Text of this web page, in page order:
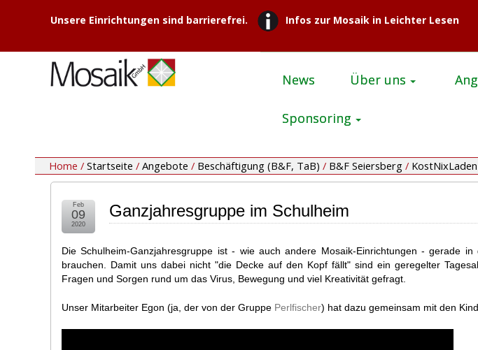
Unsere Einrichtungen sind barrierefrei. Infos zur Mosaik in Leichter Lesen
News Über uns
Sponsoring
Home / Startseite / Angebote / Beschäftigung (B&F, TaB) / B&F Seiersberg / KostNixLaden
Ganzjahresgruppe im Schulheim
Feb
09
2020
Die Schulheim-Ganzjahresgruppe ist - wie auch andere Mosaik-Einrichtungen - gerade
brauchen. Damit uns dabei nicht "die Decke auf den Kopf fällt" sind ein geregelter
Fragen und Sorgen rund um das Virus, Bewegung und viel Kreativität gefragt.
Unser Mitarbeiter Egon (ja, der von der Gruppe Perlfischer) hat dazu gemeinsam mit den